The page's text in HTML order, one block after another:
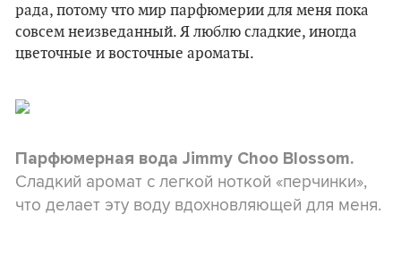
рада, потому что мир парфюмерии для меня пока
совсем неизведанный. Я люблю сладкие, иногда
цветочные и восточные ароматы.
Парфюмерная вода Jimmy Choo Blossom.
Сладкий аромат с легкой ноткой «перчинки»,
что делает эту воду вдохновляющей для меня.